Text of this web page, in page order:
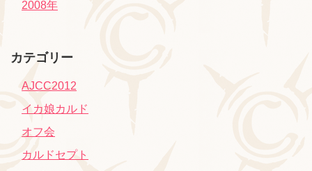
2008年
カテゴリー
AJCC2012
イカ娘カルド
オフ会
カルドセプト